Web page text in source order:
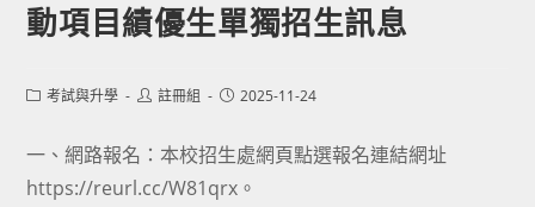
動項目績優生單獨招生訊息
Post考試與升學
Post註冊組
Post2025-11-24
一、網路報名：本校招生處網頁點選報名連結網址
https://reurl.cc/W81qrx。